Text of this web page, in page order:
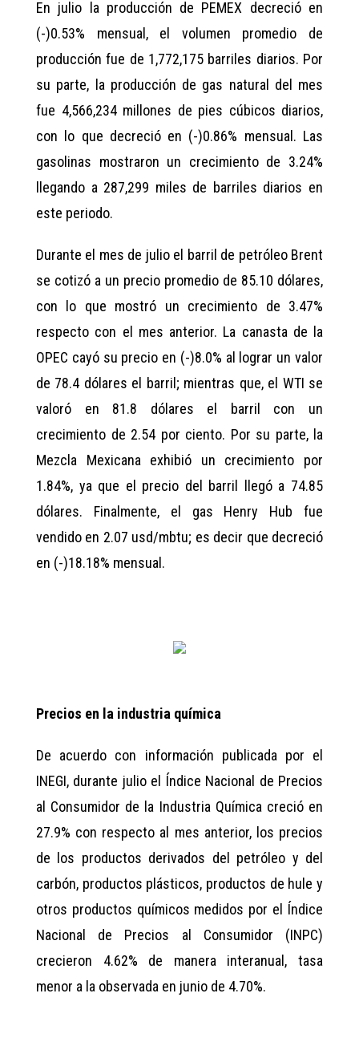
En julio la producción de PEMEX decreció en
(-)0.53% mensual, el volumen promedio de
producción fue de 1,772,175 barriles diarios. Por
su parte, la producción de gas natural del mes
fue 4,566,234 millones de pies cúbicos diarios,
con lo que decreció en (-)0.86% mensual. Las
gasolinas mostraron un crecimiento de 3.24%
llegando a 287,299 miles de barriles diarios en
este periodo.
Durante el mes de julio el barril de petróleo Brent
se cotizó a un precio promedio de 85.10 dólares,
con lo que mostró un crecimiento de 3.47%
respecto con el mes anterior. La canasta de la
OPEC cayó su precio en (-)8.0% al lograr un valor
de 78.4 dólares el barril; mientras que, el WTI se
valoró en 81.8 dólares el barril con un
crecimiento de 2.54 por ciento. Por su parte, la
Mezcla Mexicana exhibió un crecimiento por
1.84%, ya que el precio del barril llegó a 74.85
dólares. Finalmente, el gas Henry Hub fue
vendido en 2.07 usd/mbtu; es decir que decreció
en (-)18.18% mensual.
Precios en la industria química
De acuerdo con información publicada por el
INEGI, durante julio el Índice Nacional de Precios
al Consumidor de la Industria Química creció en
27.9% con respecto al mes anterior, los precios
de los productos derivados del petróleo y del
carbón, productos plásticos, productos de hule y
otros productos químicos medidos por el Índice
Nacional de Precios al Consumidor (INPC)
crecieron 4.62% de manera interanual, tasa
menor a la observada en junio de 4.70%.